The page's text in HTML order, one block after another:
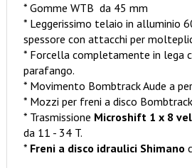
* Gomme WTB da 45 mm
* Leggerissimo telaio in alluminio
spessore con attacchi per
* Forcella completamente in lega
parafango.
* Movimento Bombtrack Aude a
* Mozzi per freni a disco Bombtrack
* Trasmissione Microshift 1 x 8
da 11 - 34 T.
* Freni a disco idraulici Shimano